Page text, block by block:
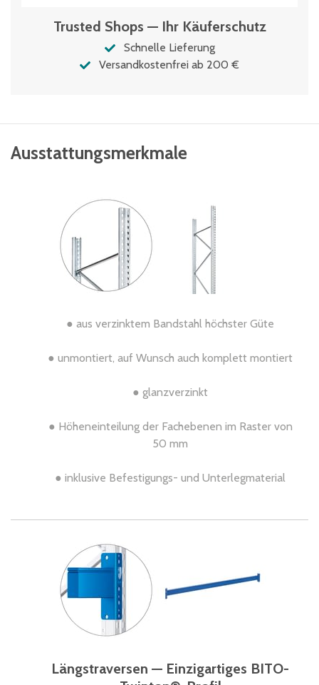
Trusted Shops — Ihr Käuferschutz
Schnelle Lieferung
Versandkostenfrei ab 200 €
Ausstattungsmerkmale
● aus verzinktem Bandstahl höchster Güte
● unmontiert, auf Wunsch auch komplett montiert
● glanzverzinkt
● Höheneinteilung der Fachebenen im Raster von
50 mm
● inklusive Befestigungs- und Unterlegmaterial
Längstraversen — Einzigartiges BITO-